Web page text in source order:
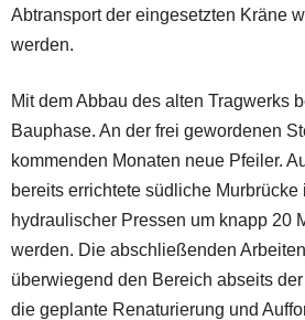
Abtransport der eingesetzten Kräne
werden.
Mit dem Abbau des alten Tragwerks
Bauphase. An der frei gewordenen
kommenden Monaten neue Pfeiler.
bereits errichtete südliche
hydraulischer Pressen um knapp 20
werden. Die abschließenden
überwiegend den Bereich abseits
die geplante Renaturierung und